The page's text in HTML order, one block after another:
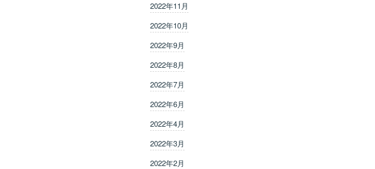
2022年11月
2022年10月
2022年9月
2022年8月
2022年7月
2022年6月
2022年4月
2022年3月
2022年2月